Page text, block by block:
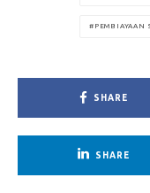
PEMBIAYAAN
SHARE
SHARE